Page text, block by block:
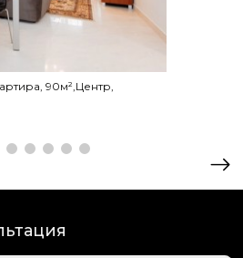
90м²,Центр,